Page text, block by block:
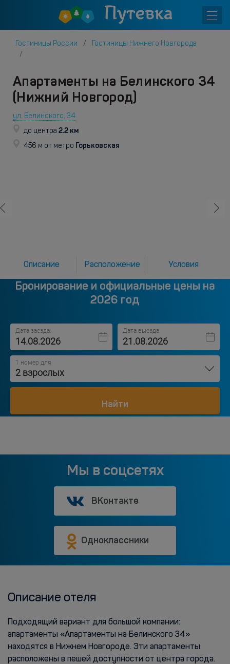
Гостиницы России Гостиницы Нижнего Новгорода
Апартаменты на Белинского 34
(Нижний Новгород)
ул. Белинского, 34
до центра 2.2 км
456 м от метро Горьковская
Описание Расположение Условия
Бронирование и официальные цены на
2026 год
Дата заезда: Дата выезда:
1 номер для
2 взрослых
Найти
Мы в соцсетях
ВКонтакте
Одноклассники
Описание отеля
Подходящий вариант для большой компании:
апартаменты «Апартаменты на Белинского 34»
находятся в Нижнем Новгороде. Эти апартаменты
расположены в пешей доступности от центра города.